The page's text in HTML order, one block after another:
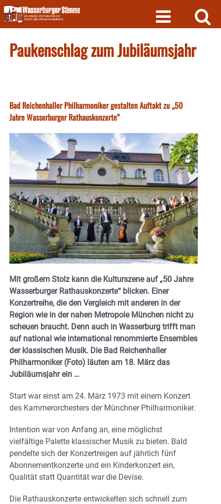
Skip
to
content
Paukenschlag zum Jubiläumsjahr
Bad Reichenhaller Philharmoniker gestalten Auftakt zu „50
Jahre Wasserburger Rathauskonzerte“
Mit großem Stolz kann die Kulturszene auf „50 Jahre
Wasserburger Rathauskonzerte“ blicken. Einer
Konzertreihe, die den Vergleich mit anderen in der
Region wie in der nahen Metropole München nicht zu
scheuen braucht. Denn auch in Wasserburg trifft man
auf national wie international renommierte Ensembles
der klassischen Musik. Die Bad Reichenhaller
Philharmoniker (Foto) läuten am 18. März das
Jubiläumsjahr ein …
Start war einst am 24. März 1973 mit einem Konzert
des Kammerorchesters der Münchner Philharmoniker.
Intention war von Anfang an, eine möglichst
vielfältige Palette klassischer Musik zu bieten. Bald
pendelte sich der Konzertreigen auf jährlich fünf
Abonnementkonzerte und ein Kinderkonzert ein,
Qualität statt Quantität war die Devise.
Die Rathauskonzerte entwickelten sich schnell zum